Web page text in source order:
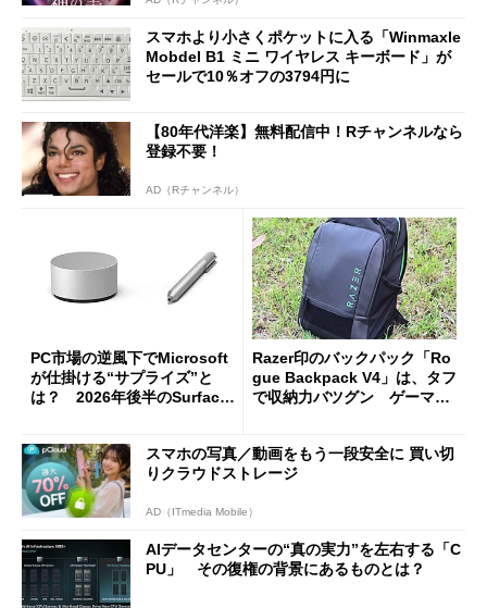
スマホより小さくポケットに入る「Winmaxle
Mobdel B1 ミニ ワイヤレス キーボード」が
セールで10％オフの3794円に
【80年代洋楽】無料配信中！Rチャンネルなら
登録不要！
AD（Rチャンネル）
PC市場の逆風下でMicrosoft
が仕掛ける“サプライズ”と
は？ 2026年後半のSurface
Razer印のバックパック「Ro
gue Backpack V4」は、タフ
で収納力バツグン ゲーマー
スマホの写真／動画をもう一段安全に 買い切
りクラウドストレージ
AD（ITmedia Mobile）
AIデータセンターの“真の実力”を左右する「C
PU」 その復権の背景にあるものとは？